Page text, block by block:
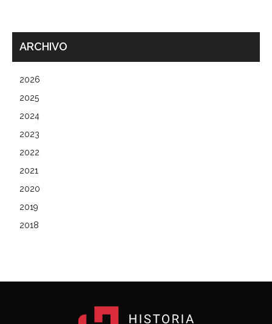
ARCHIVO
2026
2025
2024
2023
2022
2021
2020
2019
2018